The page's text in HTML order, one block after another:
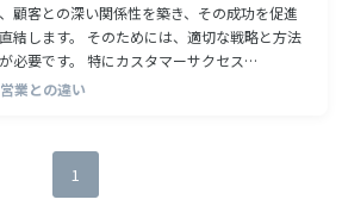
顧客との深い関係性を築き、その成功を促進
結します。 そのためには、適切な戦略と方法
必要です。 特にカスタマーサクセス…
業との違い
1